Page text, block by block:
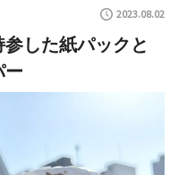
2023.08.02
した紙パックと
ー